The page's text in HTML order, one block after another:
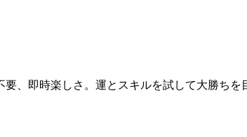
、即時楽しさ。運とスキルを試して大勝ちを